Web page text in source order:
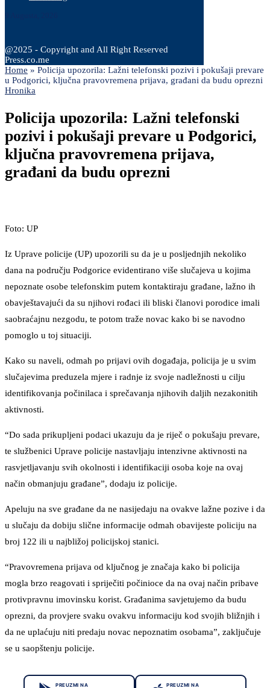
@2025 - Copyright and All Right Reserved
Press.co.me
Home » Policija upozorila: Lažni telefonski pozivi i pokušaji prevare
u Podgorici, ključna pravovremena prijava, građani da budu oprezni
Hronika
Policija upozorila: Lažni telefonski
pozivi i pokušaji prevare u Podgorici,
ključna pravovremena prijava,
građani da budu oprezni
Foto: UP
Iz Uprave policije (UP) upozorili su da je u posljednjih nekoliko
dana na području Podgorice evidentirano više slučajeva u kojima
nepoznate osobe telefonskim putem kontaktiraju građane, lažno ih
obavještavajući da su njihovi rođaci ili bliski članovi porodice imali
saobraćajnu nezgodu, te potom traže novac kako bi se navodno
pomoglo u toj situaciji.
Kako su naveli, odmah po prijavi ovih događaja, policija je u svim
slučajevima preduzela mjere i radnje iz svoje nadležnosti u cilju
identifikovanja počinilaca i sprečavanja njihovih daljih nezakonitih
aktivnosti.
“Do sada prikupljeni podaci ukazuju da je riječ o pokušaju prevare,
te službenici Uprave policije nastavljaju intenzivne aktivnosti na
rasvjetljavanju svih okolnosti i identifikaciji osoba koje na ovaj
način obmanjuju građane”, dodaju iz policije.
Apeluju na sve građane da ne nasijedaju na ovakve lažne pozive i da
u slučaju da dobiju slične informacije odmah obavijeste policiju na
broj 122 ili u najbližoj policijskoj stanici.
“Pravovremena prijava od ključnog je značaja kako bi policija
mogla brzo reagovati i spriječiti počinioce da na ovaj način pribave
protivpravnu imovinsku korist. Građanima savjetujemo da budu
oprezni, da provjere svaku ovakvu informaciju kod svojih bližnjih i
da ne uplaćuju niti predaju novac nepoznatim osobama”, zaključuje
se u saopštenju policije.
PREUZMI NA PREUZMI NA